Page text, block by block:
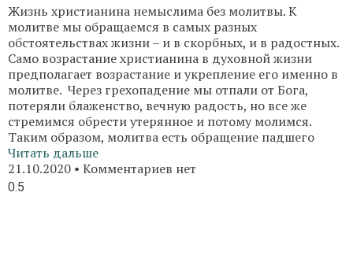
Жизнь христианина немыслима без молитвы. К
молитве мы обращаемся в самых разных
обстоятельствах жизни – и в скорбных, и в радостных.
Само возрастание христианина в духовной жизни
предполагает возрастание и укрепление его именно в
молитве. Через грехопадение мы отпали от Бога,
потеряли блаженство, вечную радость, но все же
стремимся обрести утерянное и потому молимся.
Таким образом, молитва есть обращение падшего
Читать дальше
21.10.2020
Комментариев нет